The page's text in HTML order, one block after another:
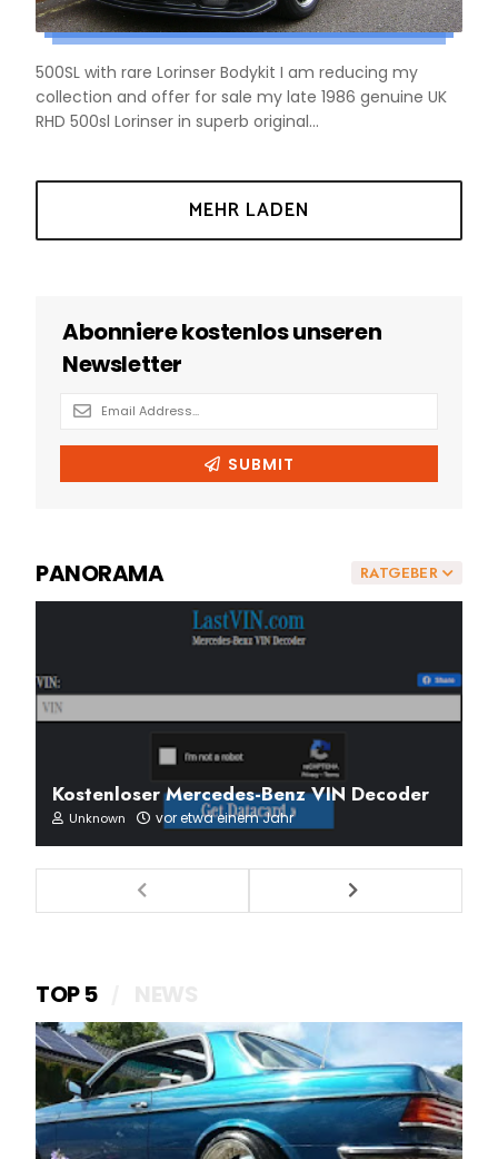
500SL with rare Lorinser Bodykit I am reducing my
collection and offer for sale my late 1986 genuine UK
RHD 500sl Lorinser in superb original...
RATGEBER
PANORAMA
Kostenloser Mercedes-Benz VIN Decoder
Unknown vor etwa einem Jahr
TOP 5